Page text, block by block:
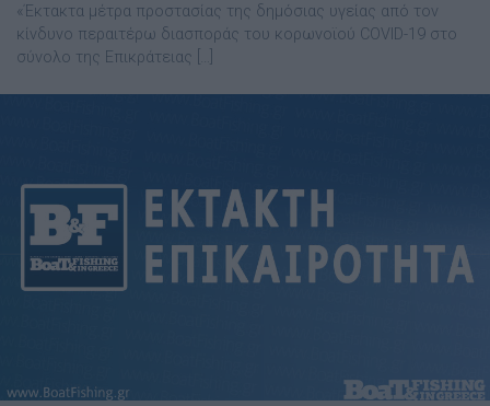
«Έκτακτα μέτρα προστασίας της δημόσιας υγείας από τον
κίνδυνο περαιτέρω διασποράς του κορωνοϊού COVID-19 στο
σύνολο της Επικράτειας […]